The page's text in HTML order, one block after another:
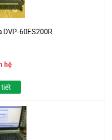
DVP-60ES200R
hệ
tiết